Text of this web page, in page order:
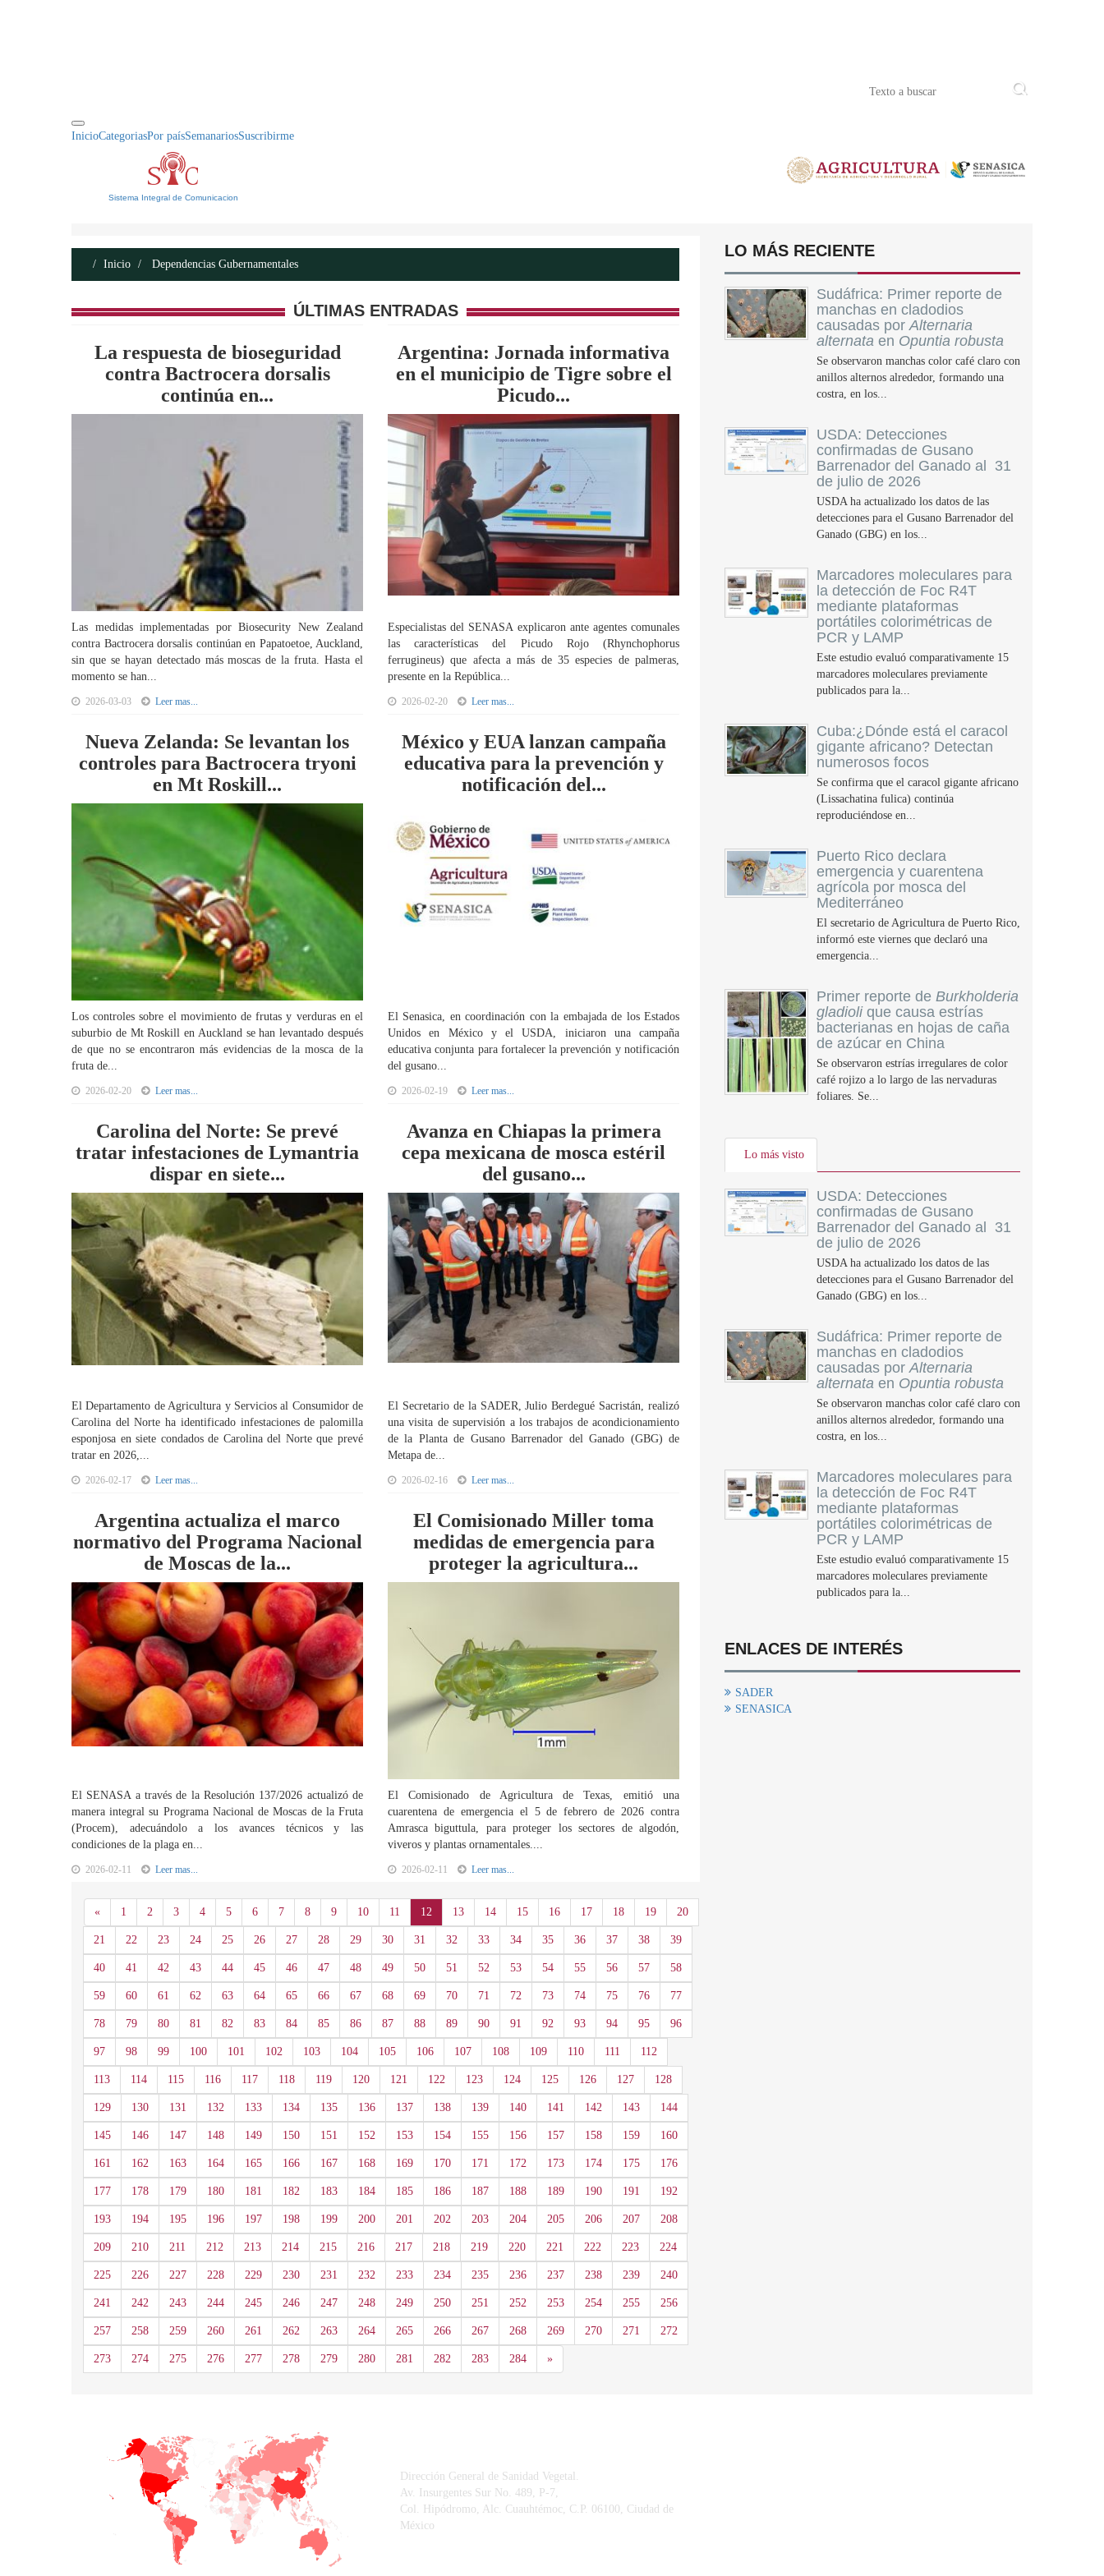
InicioCategoriasPor paísSemanariosSuscribirme
Sistema Integral de Comunicacion
Inicio Dependencias Gubernamentales
ÚLTIMAS ENTRADAS
La respuesta de bioseguridad
contra Bactrocera dorsalis
continúa en...
Las medidas implementadas por Biosecurity New Zealand
contra Bactrocera dorsalis continúan en Papatoetoe, Auckland,
sin que se hayan detectado más moscas de la fruta. Hasta el
momento se han...
2026-03-03 Leer mas...
Argentina: Jornada informativa
en el municipio de Tigre sobre el
Picudo...
Especialistas del SENASA explicaron ante agentes comunales
las características del Picudo Rojo (Rhynchophorus
ferrugineus) que afecta a más de 35 especies de palmeras,
presente en la República...
2026-02-20 Leer mas...
Nueva Zelanda: Se levantan los
controles para Bactrocera tryoni
en Mt Roskill...
Los controles sobre el movimiento de frutas y verduras en el
suburbio de Mt Roskill en Auckland se han levantado después
de que no se encontraron más evidencias de la mosca de la
fruta de...
2026-02-20 Leer mas...
México y EUA lanzan campaña
educativa para la prevención y
notificación del...
El Senasica, en coordinación con la embajada de los Estados
Unidos en México y el USDA, iniciaron una campaña
educativa conjunta para fortalecer la prevención y notificación
del gusano...
2026-02-19 Leer mas...
Carolina del Norte: Se prevé
tratar infestaciones de Lymantria
dispar en siete...
El Departamento de Agricultura y Servicios al Consumidor de
Carolina del Norte ha identificado infestaciones de palomilla
esponjosa en siete condados de Carolina del Norte que prevé
tratar en 2026,...
2026-02-17 Leer mas...
Avanza en Chiapas la primera
cepa mexicana de mosca estéril
del gusano...
El Secretario de la SADER, Julio Berdegué Sacristán, realizó
una visita de supervisión a los trabajos de acondicionamiento
de la Planta de Gusano Barrenador del Ganado (GBG) de
Metapa de...
2026-02-16 Leer mas...
Argentina actualiza el marco
normativo del Programa Nacional
de Moscas de la...
El SENASA a través de la Resolución 137/2026 actualizó de
manera integral su Programa Nacional de Moscas de la Fruta
(Procem), adecuándolo a los avances técnicos y las
condiciones de la plaga en...
2026-02-11 Leer mas...
El Comisionado Miller toma
medidas de emergencia para
proteger la agricultura...
El Comisionado de Agricultura de Texas, emitió una
cuarentena de emergencia el 5 de febrero de 2026 contra
Amrasca biguttula, para proteger los sectores de algodón,
viveros y plantas ornamentales....
2026-02-11 Leer mas...
«Anterior
1 2 3 4 5 6 7 8 9 10 11 12 13 14 15 16 17 18 19 20
21 22 23 24 25 26 27 28 29 30 31 32 33 34 35 36 37 38 39
40 41 42 43 44 45 46 47 48 49 50 51 52 53 54 55 56 57 58
59 60 61 62 63 64 65 66 67 68 69 70 71 72 73 74 75 76 77
78 79 80 81 82 83 84 85 86 87 88 89 90 91 92 93 94 95 96
97 98 99 100 101 102 103 104 105 106 107 108 109 110 111 112
113 114 115 116 117 118 119 120 121 122 123 124 125 126 127 128
129 130 131 132 133 134 135 136 137 138 139 140 141 142 143 144
145 146 147 148 149 150 151 152 153 154 155 156 157 158 159 160
161 162 163 164 165 166 167 168 169 170 171 172 173 174 175 176
177 178 179 180 181 182 183 184 185 186 187 188 189 190 191 192
193 194 195 196 197 198 199 200 201 202 203 204 205 206 207 208
209 210 211 212 213 214 215 216 217 218 219 220 221 222 223 224
225 226 227 228 229 230 231 232 233 234 235 236 237 238 239 240
241 242 243 244 245 246 247 248 249 250 251 252 253 254 255 256
257 258 259 260 261 262 263 264 265 266 267 268 269 270 271 272
273 274 275 276 277 278 279 280 281 282 283 284 »Siguiente
LO MÁS RECIENTE
Sudáfrica: Primer reporte de
manchas en cladodios
causadas porAlternaria
alternata en Opuntia robusta
Se observaron manchas color café claro con
anillos alternos alrededor, formando una
costra, en los...
USDA: Detecciones
confirmadas de Gusano
Barrenador del Ganado al 31
de julio de 2026
USDA ha actualizado los datos de las
detecciones para el Gusano Barrenador del
Ganado (GBG) en los...
Marcadores moleculares para
la detección de Foc R4T
mediante plataformas
portátiles colorimétricas de
PCR y LAMP
Este estudio evaluó comparativamente 15
marcadores moleculares previamente
publicados para la...
Cuba:¿Dónde está el caracol
gigante africano? Detectan
numerosos focos
Se confirma que el caracol gigante africano
(Lissachatina fulica) continúa
reproduciéndose en...
Puerto Rico declara
emergencia y cuarentena
agrícola por mosca del
Mediterráneo
El secretario de Agricultura de Puerto Rico,
informó este viernes que declaró una
emergencia...
Primer reporte de Burkholderia
gladiolique causa estrías
bacterianas en hojas de caña
de azúcar en China
Se observaron estrías irregulares de color
café rojizo a lo largo de las nervaduras
foliares. Se...
Lo más visto
USDA: Detecciones
confirmadas de Gusano
Barrenador del Ganado al 31
de julio de 2026
USDA ha actualizado los datos de las
detecciones para el Gusano Barrenador del
Ganado (GBG) en los...
Sudáfrica: Primer reporte de
manchas en cladodios
causadas porAlternaria
alternata en Opuntia robusta
Se observaron manchas color café claro con
anillos alternos alrededor, formando una
costra, en los...
Marcadores moleculares para
la detección de Foc R4T
mediante plataformas
portátiles colorimétricas de
PCR y LAMP
Este estudio evaluó comparativamente 15
marcadores moleculares previamente
publicados para la...
ENLACES DE INTERÉS
SADER
SENASICA
Dirección General de Sanidad Vegetal.
Av. Insurgentes Sur No. 489, P-7,
Col. Hipódromo, Alc. Cuauhtémoc, C.P. 06100, Ciudad de
México